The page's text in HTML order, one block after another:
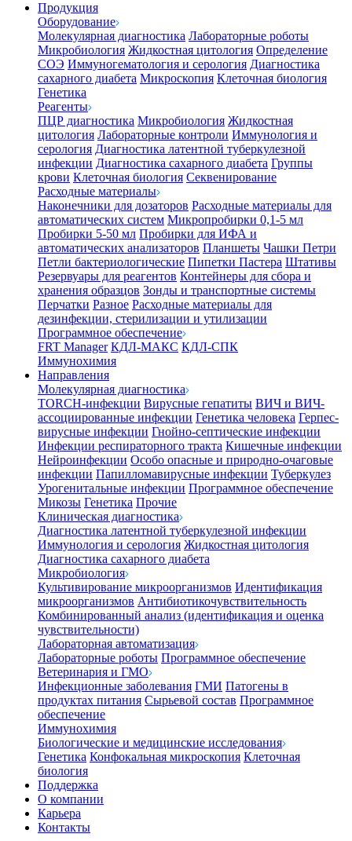
Продукция
Оборудование
Молекулярная диагностика Лабораторные роботы
Микробиология Жидкостная цитология Определение
СОЭ Иммуногематология и серология Диагностика
сахарного диабета Микроскопия Клеточная биология
Генетика
Реагенты
ПЦР диагностика Микробиология Жидкостная
цитология Лабораторные контроли Иммунология и
серология Диагностика латентной туберкулезной
инфекции Диагностика сахарного диабета Группы
крови Клеточная биология Секвенирование
Расходные материалы
Наконечники для дозаторов Расходные материалы для
автоматических систем Микропробирки 0,1-5 мл
Пробирки 5-50 мл Пробирки для ИФА и
автоматических анализаторов Планшеты Чашки Петри
Петли бактериологические Пипетки Пастера Штативы
Резервуары для реагентов Контейнеры для сбора и
хранения образцов Зонды и транспортные системы
Перчатки Разное Расходные материалы для
дезинфекции, стерилизации и утилизации
Программное обеспечение
FRT Manager КДЛ-МАКС КДЛ-СПК
Иммунохимия
Направления
Молекулярная диагностика
TORCH-инфекции Вирусные гепатиты ВИЧ и ВИЧ-
ассоциированные инфекции Генетика человека Герпес-
вирусные инфекции Гнойно-септические инфекции
Инфекции респираторного тракта Кишечные инфекции
Нейроинфекции Особо опасные и природно-очаговые
инфекции Папилломавирусные инфекции Туберкулез
Урогенитальные инфекции Программное обеспечение
Микозы Генетика Прочие
Клиническая диагностика
Диагностика латентной туберкулезной инфекции
Иммунология и серология Жидкостная цитология
Диагностика сахарного диабета
Микробиология
Культивирование микроорганизмов Идентификация
микроорганизмов Антибиотикочувствительность
Комбинированный анализ (идентификация и оценка
чувствительности)
Лабораторная автоматизация
Лабораторные роботы Программное обеспечение
Ветеринария и ГМО
Инфекционные заболевания ГМИ Патогены в
продуктах питания Сырьевой состав Программное
обеспечение
Иммунохимия
Биологические и медицинские исследования
Генетика Конфокальная микроскопия Клеточная
биология
Поддержка
О компании
Карьера
Контакты